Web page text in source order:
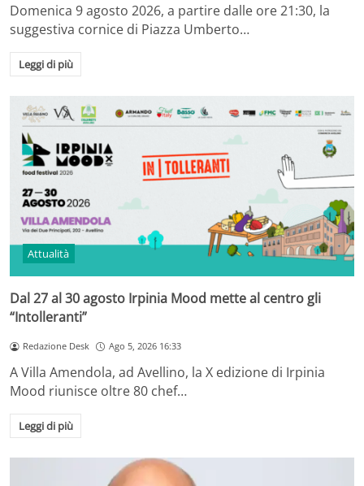
Domenica 9 agosto 2026, a partire dalle ore 21:30, la
suggestiva cornice di Piazza Umberto…
Leggi di più
Attualità
Dal 27 al 30 agosto Irpinia Mood mette al centro gli
“Intolleranti”
Redazione Desk Ago 5, 2026 16:33
A Villa Amendola, ad Avellino, la X edizione di Irpinia
Mood riunisce oltre 80 chef…
Leggi di più